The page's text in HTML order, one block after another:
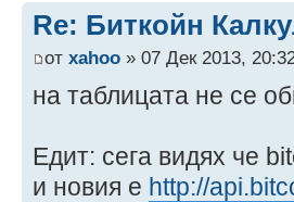
Re: Биткойн
от xahoo » 07 Дек 2013,
на таблицата не се
Едит: сега видях че
и новия е http://